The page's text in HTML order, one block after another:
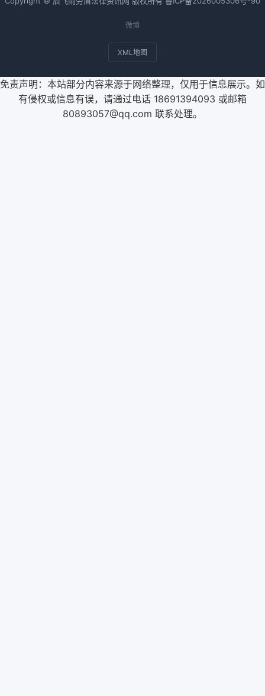
微博
XML地图
免责声明：本站部分内容来源于网络整理，仅用于信息展示。如
有侵权或信息有误，请通过电话 18691394093 或邮箱
80893057@qq.com 联系处理。